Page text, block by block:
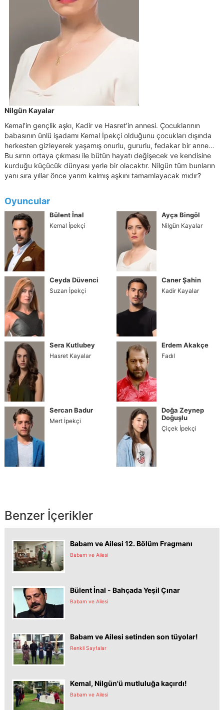
Nilgün Kayalar
Kemal’in gençlik aşkı, Kadir ve Hasret’in annesi. Çocuklarının
babasının ünlü işadamı Kemal İpekçi olduğunu çocukları dışında
herkesten gizleyerek yaşamış onurlu, gururlu, fedakar bir anne…
Bu sırrın ortaya çıkması ile bütün hayatı değişecek ve kendisine
kurduğu küçücük dünyası yerle bir olacaktır. Nilgün tüm bunların
yanı sıra yıllar önce yarım kalmış aşkını tamamlayacak mıdır?
Oyuncular
Bülent İnal
Kemal İpekçi
Ayça Bingöl
Nilgün Kayalar
Ceyda Düvenci
Suzan İpekçi
Caner Şahin
Kadir Kayalar
Sera Kutlubey
Hasret Kayalar
Erdem Akakçe
Fadıl
Sercan Badur
Mert İpekçi
Doğa Zeynep
Doğuşlu
Çiçek İpekçi
Benzer İçerikler
Babam ve Ailesi 12. Bölüm Fragmanı
Babam ve Ailesi
Bülent İnal - Bahçada Yeşil Çınar
Babam ve Ailesi
Babam ve Ailesi setinden son tüyolar!
Renkli Sayfalar
Kemal, Nilgün'ü mutluluğa kaçırdı!
Babam ve Ailesi